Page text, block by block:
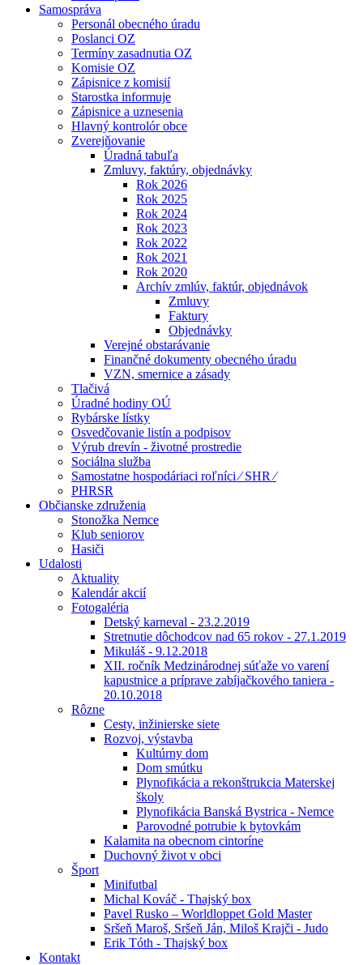
Samospráva
Personál obecného úradu
Poslanci OZ
Termíny zasadnutia OZ
Komisie OZ
Zápisnice z komisií
Starostka informuje
Zápisnice a uznesenia
Hlavný kontrolór obce
Zverejňovanie
Úradná tabuľa
Zmluvy, faktúry, objednávky
Rok 2026
Rok 2025
Rok 2024
Rok 2023
Rok 2022
Rok 2021
Rok 2020
Archív zmlúv, faktúr, objednávok
Zmluvy
Faktury
Objednávky
Verejné obstarávanie
Finančné dokumenty obecného úradu
VZN, smernice a zásady
Tlačivá
Úradné hodiny OÚ
Rybárske lístky
Osvedčovanie listín a podpisov
Výrub drevín - životné prostredie
Sociálna služba
Samostatne hospodáriaci roľníci ⁄ SHR ⁄
PHRSR
Občianske združenia
Stonožka Nemce
Klub seniorov
Hasiči
Udalosti
Aktuality
Kalendár akcií
Fotogaléria
Detský karneval - 23.2.2019
Stretnutie dôchodcov nad 65 rokov - 27.1.2019
Mikuláš - 9.12.2018
XII. ročník Medzinárodnej súťaže vo varení
kapustnice a príprave zabíjačkového taniera -
20.10.2018
Rôzne
Cesty, inžinierske siete
Rozvoj, výstavba
Kultúrny dom
Dom smútku
Plynofikácia a rekonštrukcia Materskej
školy
Plynofikácia Banská Bystrica - Nemce
Parovodné potrubie k bytovkám
Kalamita na obecnom cintoríne
Duchovný život v obci
Šport
Minifutbal
Michal Kováč - Thajský box
Pavel Rusko – Worldloppet Gold Master
Sršeň Maroš, Sršeň Ján, Miloš Krajči - Judo
Erik Tóth - Thajský box
Kontakt